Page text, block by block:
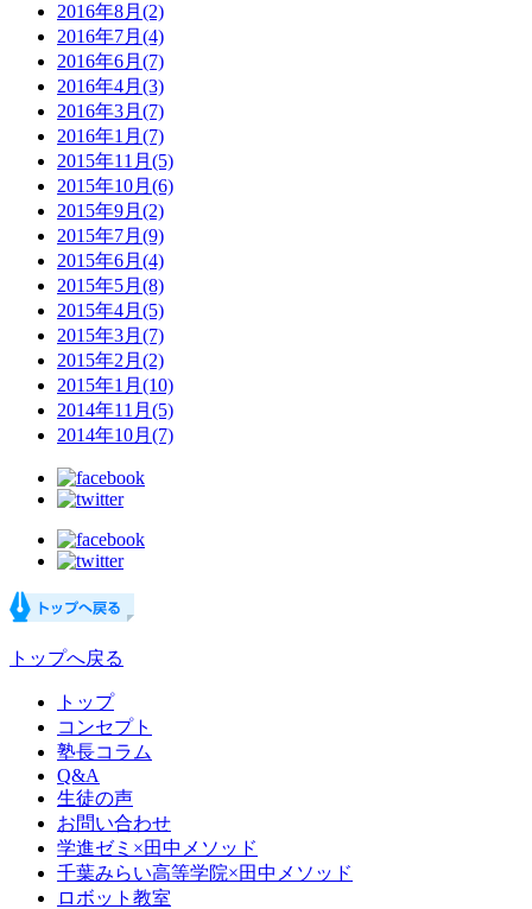
2016年8月(2)
2016年7月(4)
2016年6月(7)
2016年4月(3)
2016年3月(7)
2016年1月(7)
2015年11月(5)
2015年10月(6)
2015年9月(2)
2015年7月(9)
2015年6月(4)
2015年5月(8)
2015年4月(5)
2015年3月(7)
2015年2月(2)
2015年1月(10)
2014年11月(5)
2014年10月(7)
トップへ戻る
トップ
コンセプト
塾長コラム
Q&A
生徒の声
お問い合わせ
学進ゼミ×田中メソッド
千葉みらい高等学院×田中メソッド
ロボット教室